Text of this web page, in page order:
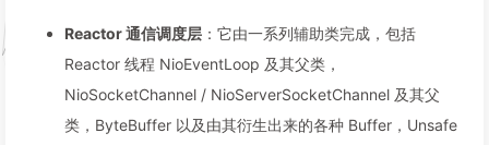
Reactor 通信调度层 ：它由一系列辅助类完成，包括
Reactor 线程 NioEventLoop 及其父类，
NioSocketChannel / NioServerSocketChannel 及其父
类，ByteBuffer 以及由其衍生出来的各种 Buffer，Unsafe